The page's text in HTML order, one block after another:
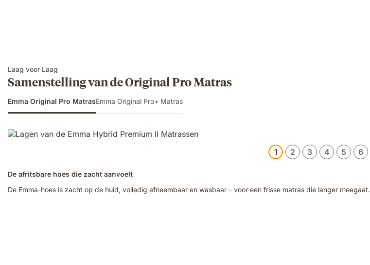
Laag voor Laag
Samenstelling van de Original Pro Matras
Emma Original Pro MatrasEmma Original Pro+ Matras
1 2 3 4 5 6
De afritsbare hoes die zacht aanvoelt
De Emma-hoes is zacht op de huid, volledig afneembaar en wasbaar – voor een frisse matras die langer meegaat.